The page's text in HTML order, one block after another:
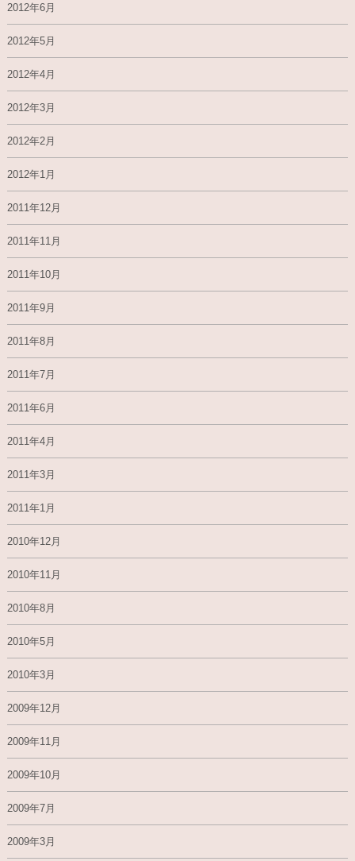
2012年6月
2012年5月
2012年4月
2012年3月
2012年2月
2012年1月
2011年12月
2011年11月
2011年10月
2011年9月
2011年8月
2011年7月
2011年6月
2011年4月
2011年3月
2011年1月
2010年12月
2010年11月
2010年8月
2010年5月
2010年3月
2009年12月
2009年11月
2009年10月
2009年7月
2009年3月